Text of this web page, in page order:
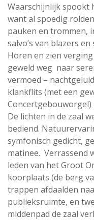
Waarschijnlijk spookt
want al spoedig
pauken en trommen,
salvo’s van blazers
Horen en zien
geweld weg naar
vermoed –
klankflits (met een
De lichten in de zaal
bediend.
symfonisch gedicht,
matinee. Verrassend
leden van het Groot
koorplaats (de berg
trappen afdaalden
publieksruimte, en
middenpad de zaal